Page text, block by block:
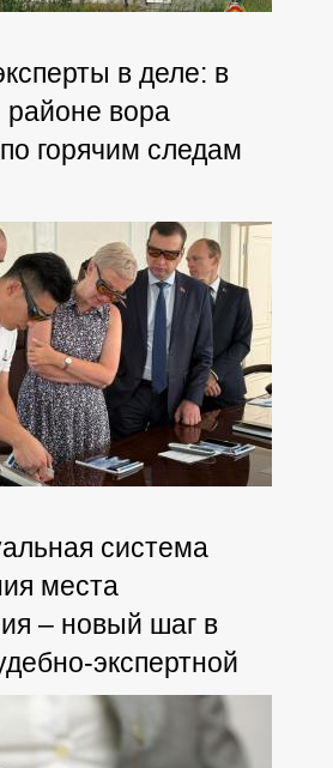
в деле: в
вора
горячим следам
система
места
– новый шаг в
экспертной